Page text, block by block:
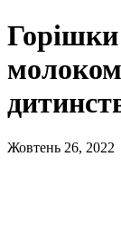
Жовтень 26, 2022